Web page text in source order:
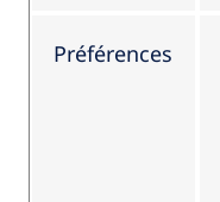
Préférences